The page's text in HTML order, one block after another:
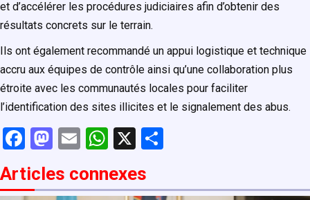
et d’accélérer les procédures judiciaires afin d’obtenir des
résultats concrets sur le terrain.
Ils ont également recommandé un appui logistique et technique
accru aux équipes de contrôle ainsi qu’une collaboration plus
étroite avec les communautés locales pour faciliter
l’identification des sites illicites et le signalement des abus.
F
a
ce
M
st
E
ail
W
at
X
ta
Articles connexes